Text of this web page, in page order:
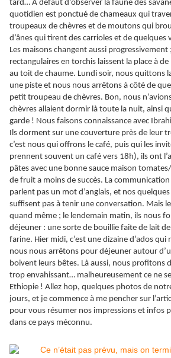
tard… A défaut d’observer la faune des
quotidien est ponctué de chameaux qui
troupeaux de chèvres et de moutons qui
d’ânes qui tirent des carrioles et de quelques
Les maisons changent aussi progressivement
rectangulaires en torchis laissent la place à
au toit de chaume. Lundi soir, nous quittons
une piste et nous nous arrêtons à côté de
petit troupeau de chèvres. Bon, nous
chèvres allaient dormir là toute la nuit, ainsi
garde ! Nous faisons connaissance avec
Ils dorment sur une couverture près de leur
c’est nous qui offrons le café, puis qui les
prennent souvent un café vers 18h), ils ont
pâtes avec une bonne sauce maison
de fruit a moins de succès. La
parlent pas un mot d’anglais, et nos
suffisent pas à tenir une conversation. Mais
quand même ; le lendemain matin, ils nous
déjeuner : une sorte de bouillie faite de lait
farine. Hier midi, c’est une dizaine d’ados
nous nous arrêtons pour déjeuner autour
boivent leurs bêtes. Là aussi, nous profitons
trop envahissant… malheureusement ce ne
Ethiopie ! Allez hop, quelques photos de
jours, et je commence à me pencher sur
pour vous résumer nos impressions et infos
dans ce pays méconnu.